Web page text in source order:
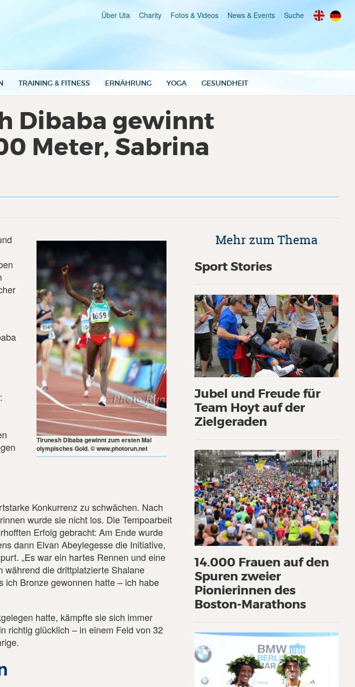
TRAINING & FITNESS ERNÄHRUNG YOGA GESUNDHEIT
Über Uta Charity Fotos & Videos News & Events Suche
Dibaba gewinnt
Meter, Sabrina
Tirunesh Dibaba gewinnt zum ersten Mal
olympisches Gold. © www.photorun.net
Konkurrenz zu schwächen. Nach
wurde sie nicht los. Die Tempoarbeit
Erfolg gebracht: Am Ende wurde
dann Elvan Abeylegesse die Initiative,
„Es war ein hartes Rennen und eine
während die drittplatzierte Shalane
ich Bronze gewonnen hatte – ich habe
hatte, kämpfte sie sich immer
richtig glücklich – in einem Feld von 32
Mehr zum Thema
Sport Stories
Jubel und Freude für
Team Hoyt auf der
Zielgeraden
14.000 Frauen auf den
Spuren zweier
Pionierinnen des
Boston-Marathons